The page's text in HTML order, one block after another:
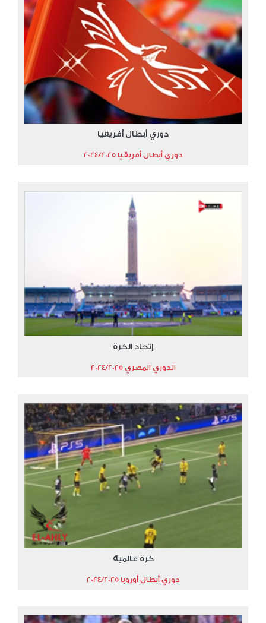
دوري أبطال أفريقيا
دوري أبطال أفريقيا 2024/2025
إتحاد الكرة
الدوري المصري 2024/2025
كرة عالمية
دوري أبطال أوروبا 2024/2025